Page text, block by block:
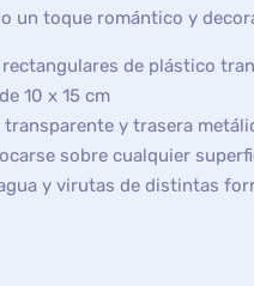
un toque romántico y
de plástico
10 x 15 cm
y trasera
sobre cualquier
y virutas de distintas